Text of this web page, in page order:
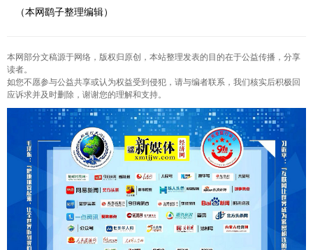
（本网鹞子整理编辑）
本网部分文稿源于网络，版权归原创，本站整理发表的目的在于公益传播，分享
读者。
如您不愿参与公益共享或认为权益受到侵犯，请与编者联系，我们核实后积极回
应诉求并及时删除，谢谢您的理解和支持。